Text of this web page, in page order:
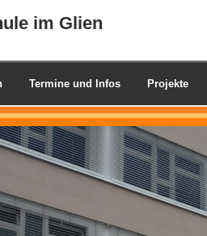
im Glien
Termine und Infos Projekte